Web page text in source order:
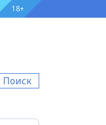
18+
Поиск